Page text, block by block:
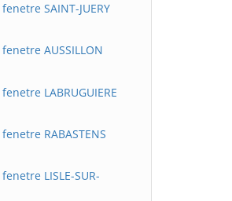
SAINT-JUERY
AUSSILLON
LABRUGUIERE
RABASTENS
LISLE-SUR-